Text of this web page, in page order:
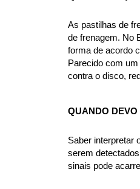
As pastilhas de
de frenagem. No
forma de acordo
Parecido com
contra o disco,
QUANDO DEVO
Saber interpretar
serem
sinais pode